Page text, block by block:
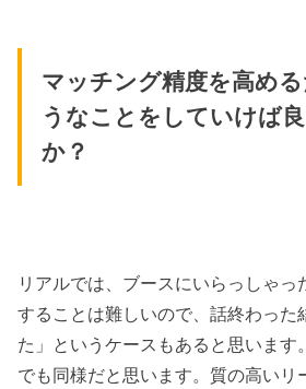
マッチング精度を高め
うなことをしていけば
か？
リアルでは、ブースにいらっしゃっ
することは難しいので、話終わった
た」というケースもあると思います
でも同様だと思います。質の高いリ